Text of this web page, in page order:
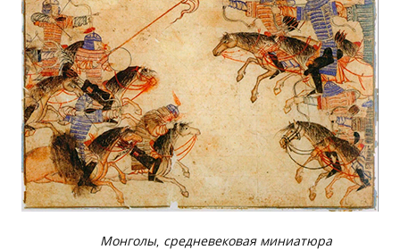
Монголы, средневековая миниатюра